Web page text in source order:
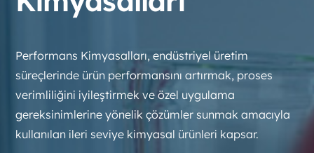
Performans Kimyasalları, endüstriyel üretim
süreçlerinde ürün performansını artırmak, proses
verimliliğini iyileştirmek ve özel uygulama
gereksinimlerine yönelik çözümler sunmak amacıyla
kullanılan ileri seviye kimyasal ürünleri kapsar.